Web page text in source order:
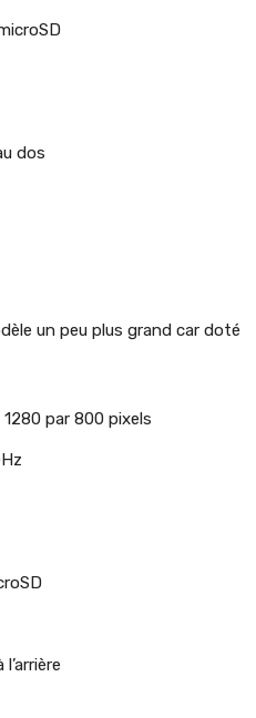
dos
un peu plus grand car doté
par 800 pixels